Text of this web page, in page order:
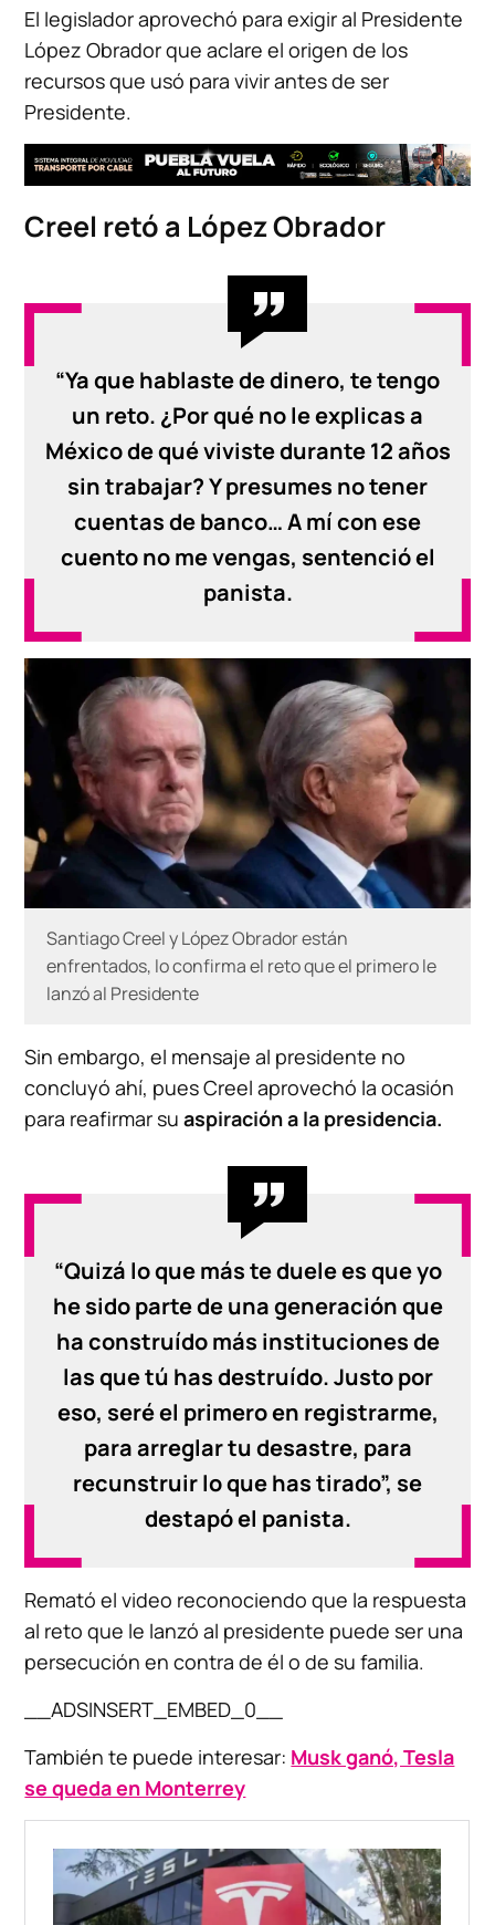
El legislador aprovechó para exigir al Presidente
López Obrador que aclare el origen de los
recursos que usó para vivir antes de ser
Presidente.
Creel retó a López Obrador
“Ya que hablaste de dinero, te tengo
un reto. ¿Por qué no le explicas a
México de qué viviste durante 12 años
sin trabajar? Y presumes no tener
cuentas de banco… A mí con ese
cuento no me vengas, sentenció el
panista.
Santiago Creel y López Obrador están
enfrentados, lo confirma el reto que el primero le
lanzó al Presidente
Sin embargo, el mensaje al presidente no
concluyó ahí, pues Creel aprovechó la ocasión
para reafirmar suaspiración a la presidencia.
“Quizá lo que más te duele es que yo
he sido parte de una generación que
ha construído más instituciones de
las que tú has destruído. Justo por
eso, seré el primero en registrarme,
para arreglar tu desastre, para
recunstruir lo que has tirado”, se
destapó el panista.
Remató el video reconociendo que la respuesta
al reto que le lanzó al presidente puede ser una
persecución en contra de él o de su familia.
__ADSINSERT_EMBED_0__
También te puede interesar: Musk ganó, Tesla
se queda en Monterrey